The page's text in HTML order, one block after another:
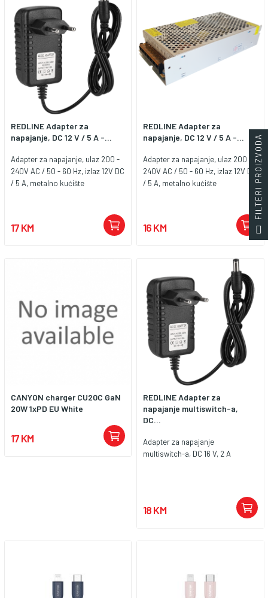
REDLINE Adapter za
napajanje, DC 12 V / 5 A -...
Adapter za napajanje, ulaz 200 -
240V AC / 50 - 60 Hz, izlaz 12V DC
/ 5 A, metalno kućište
17 KM
REDLINE Adapter za
napajanje, DC 12 V / 5 A -...
Adapter za napajanje, ulaz 200 -
240V AC / 50 - 60 Hz, izlaz 12V DC
/ 5 A, metalno kućište
16 KM
CANYON charger CU20C GaN
20W 1xPD EU White
17 KM
REDLINE Adapter za
napajanje multiswitch-a,
DC...
Adapter za napajanje
multiswitch-a, DC 16 V, 2 A
18 KM
FILTERI PROIZVODA